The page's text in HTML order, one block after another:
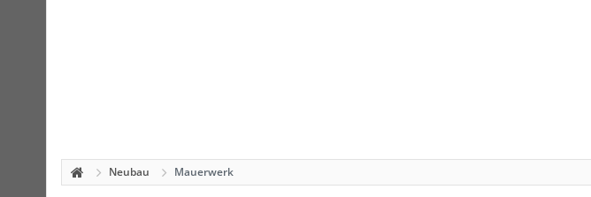
Neubau Mauerwerk